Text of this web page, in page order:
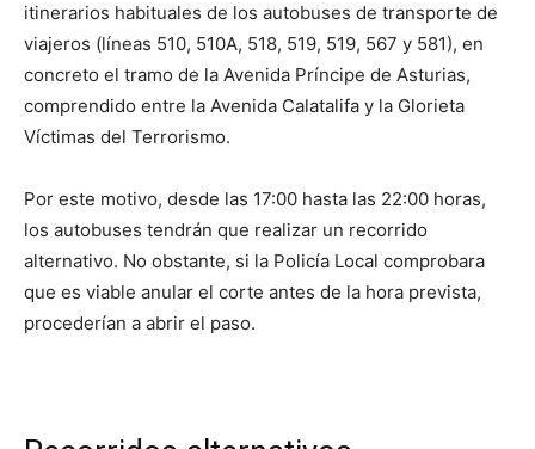
itinerarios habituales de los autobuses de transporte de
viajeros (líneas 510, 510A, 518, 519, 519, 567 y 581), en
concreto el tramo de la Avenida Príncipe de Asturias,
comprendido entre la Avenida Calatalifa y la Glorieta
Víctimas del Terrorismo.
Por este motivo, desde las 17:00 hasta las 22:00 horas,
los autobuses tendrán que realizar un recorrido
alternativo. No obstante, si la Policía Local comprobara
que es viable anular el corte antes de la hora prevista,
procederían a abrir el paso.